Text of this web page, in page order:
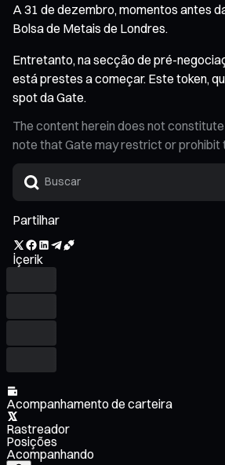
A 31 de dezembro, momentos antes
Bolsa de Metais de Londres.
Entretanto, na secção de pré-
está prestes a começar. Este token,
spot da Gate.
The content herein does not
note that Gate may restrict or prohibit
Partilhar
İçerik
Acompanhamento de carteira
Rastreador
Posições
Acompanhando